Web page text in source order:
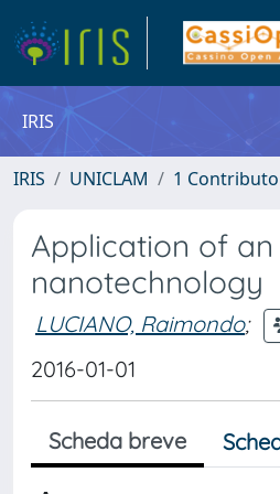
IRIS
IRIS UNICLAM 1
Application of
nanotechnology
LUCIANO, Raimondo;
2016-01-01
Scheda breve